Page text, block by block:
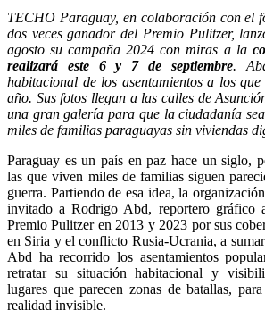
TECHO Paraguay, en colaboración con el
dos veces ganador del Premio Pulitzer,
agosto su campaña 2024 con miras a la
realizará este 6 y 7 de septiembre.
habitacional de los asentamientos a los
año. Sus fotos llegan a las calles de
una gran galería para que la ciudadanía
miles de familias paraguayas sin viviendas
Paraguay es un país en paz hace un siglo,
las que viven miles de familias siguen
guerra. Partiendo de esa idea, la
invitado a Rodrigo Abd, reportero gráfico
Premio Pulitzer en 2013 y 2023 por sus
en Siria y el conflicto Rusia-Ucrania, a
Abd ha recorrido los asentamientos
retratar su situación habitacional y
lugares que parecen zonas de batallas,
realidad invisible.